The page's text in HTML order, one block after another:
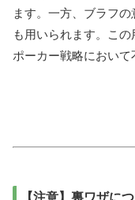
ます。一方、ブラフの
も用いられます。この
ポーカー戦略において